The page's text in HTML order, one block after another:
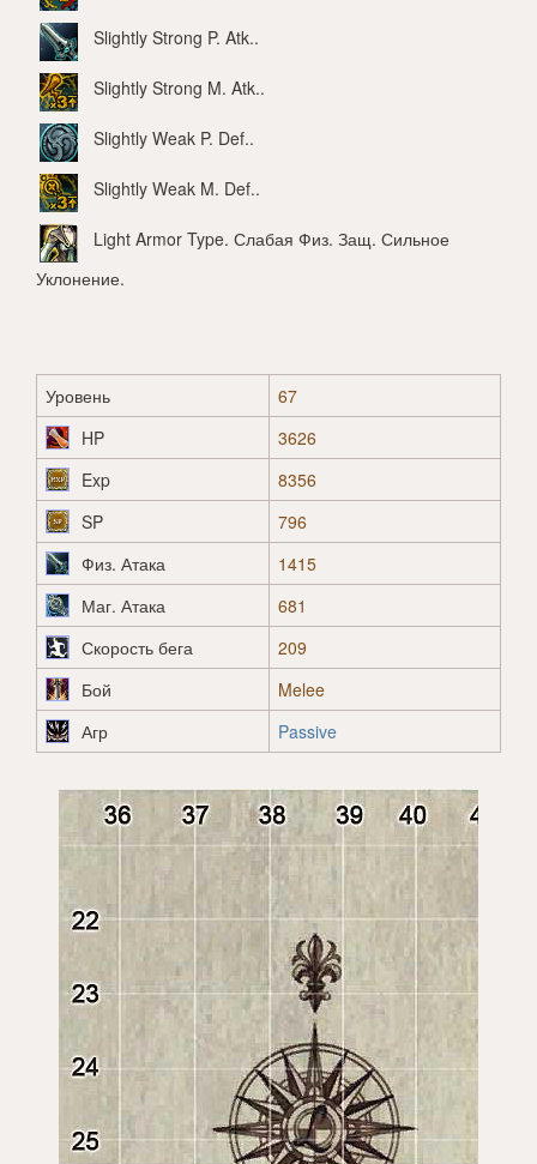
Slightly Strong P. Atk..
Slightly Strong M. Atk..
Slightly Weak P. Def..
Slightly Weak M. Def..
Light Armor Type. Слабая Физ. Защ. Сильное
Уклонение.
Уровень
67
HP
3626
Exp
8356
SP
796
Физ. Атака
1415
Маг. Атака
681
Скорость бега
209
Бой
Melee
Агр
Passive